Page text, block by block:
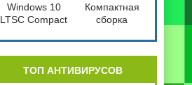
Windows 10
LTSC Compact
Компактная
сборка
1809 Compact
4in2
[17763.379]
ТОП АНТИВИРУСОВ